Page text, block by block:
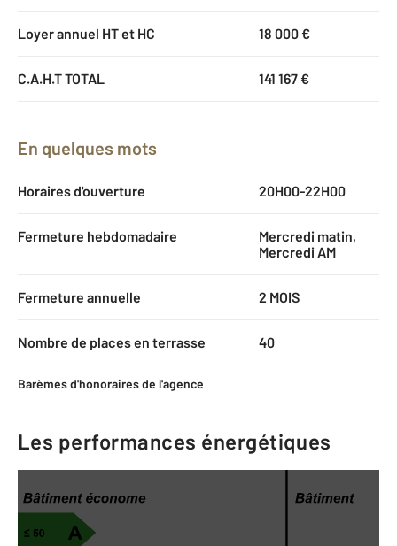
Loyer annuel HT et HC 18 000 €
C.A.H.T TOTAL 141 167 €
En quelques mots
Horaires d'ouverture 20H00-22H00
Fermeture hebdomadaire
Mercredi matin,
Mercredi AM
Fermeture annuelle 2 MOIS
Nombre de places en terrasse 40
Barèmes d'honoraires de l'agence
Les performances énergétiques